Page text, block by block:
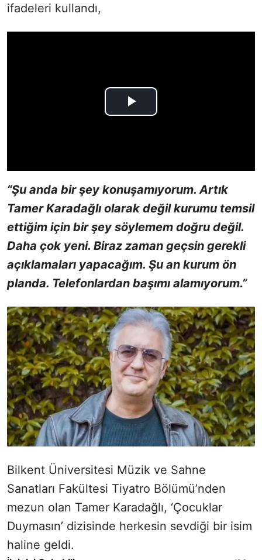
ifadeleri kullandı,
“Şu anda bir şey konuşamıyorum. Artık
Tamer Karadağlı olarak değil kurumu temsil
ettiğim için bir şey söylemem doğru değil.
Daha çok yeni. Biraz zaman geçsin gerekli
açıklamaları yapacağım. Şu an kurum ön
planda. Telefonlardan başımı alamıyorum.”
Bilkent Üniversitesi Müzik ve Sahne
Sanatları Fakültesi Tiyatro Bölümü’nden
mezun olan Tamer Karadağlı, ‘Çocuklar
Duymasın’ dizisinde herkesin sevdiği bir isim
haline geldi.